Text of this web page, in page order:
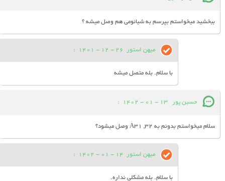
ببخشید میخواستم بپرسم به شیائومی هم وصل میشه ؟
میهن استور 26 - 12 - 1401
:
با سلام. بله متصل میشه
حسین پور 13 - 01 - 1402
:
سلام میخواستم بدونم به A31 ,32 وصل میشود؟
میهن استور 14 - 01 - 1402
:
با سلام. بله مشکلی نداره.